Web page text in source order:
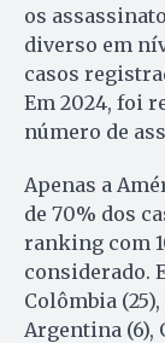
os
diverso em
casos
Em 2024, foi
número de
Apenas a
de 70% dos
ranking com
considerado.
Colômbia
Argentina (6),